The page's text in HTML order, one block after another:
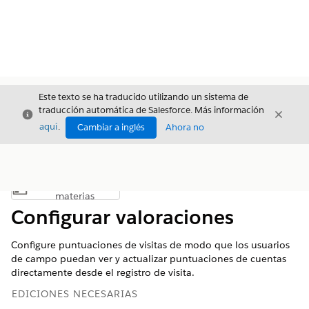
Cerrar
Este texto se ha traducido utilizando un sistema de
traducción automática de Salesforce. Más información
aquí. Cambiar a inglés Ahora no
Cerrar
Mostrar índice de materias
materias
Configurar valoraciones
Configure puntuaciones de visitas de modo que los usuarios
de campo puedan ver y actualizar puntuaciones de cuentas
directamente desde el registro de visita.
EDICIONES NECESARIAS